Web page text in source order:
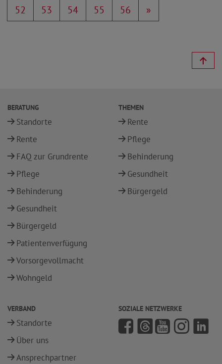
52
53 54 55 56 »
BERATUNG
Standorte
Rente
FAQ zur Grundrente
Pflege
Behinderung
Gesundheit
Bürgergeld
Patientenverfügung
Vorsorgevollmacht
Wohngeld
THEMEN
Rente
Pflege
Behinderung
Gesundheit
Bürgergeld
VERBAND
Standorte
Über uns
Ansprechpartner
SOZIALE NETZWERKE